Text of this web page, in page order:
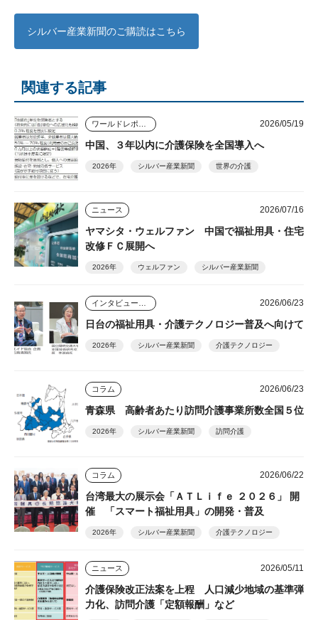
シルバー産業新聞のご購読はこちら
関連する記事
2026/05/19
中国、３年以内に介護保険を全国導入へ
2026年 シルバー産業新聞 世界の介護
ニュース 2026/07/16
ヤマシタ・ウェルファン 中国で福祉用具・住宅
改修ＦＣ展開へ
2026年 ウェルファン シルバー産業新聞
2026/06/23
日台の福祉用具・介護テクノロジー普及へ向けて
2026年 シルバー産業新聞 介護テクノロジー
コラム 2026/06/23
青森県 高齢者あたり訪問介護事業所数全国５位
2026年 シルバー産業新聞 訪問介護
コラム 2026/06/22
台湾最大の展示会「ＡＴＬｉｆｅ ２０２６」 開
催 「スマート福祉用具」の開発・普及
2026年 シルバー産業新聞 介護テクノロジー
ニュース 2026/05/11
介護保険改正法案を上程 人口減少地域の基準弾
力化、訪問介護「定額報酬」など